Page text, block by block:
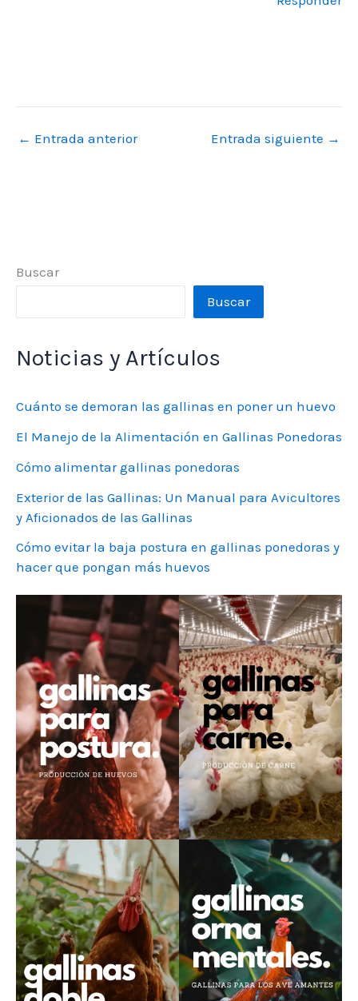
Buscar
Buscar
Noticias y Artículos
Cuánto se demoran las gallinas en poner un huevo
El Manejo de la Alimentación en Gallinas Ponedoras
Cómo alimentar gallinas ponedoras
Exterior de las Gallinas: Un Manual para Avicultores
y Aficionados de las Gallinas
Cómo evitar la baja postura en gallinas ponedoras y
hacer que pongan más huevos
← Entrada anterior Entrada siguiente →